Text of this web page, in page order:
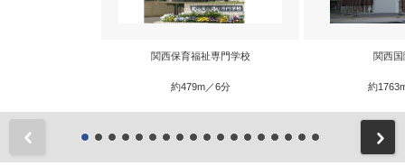
関西保育福祉専門学校
約479m／6分
関西国
約